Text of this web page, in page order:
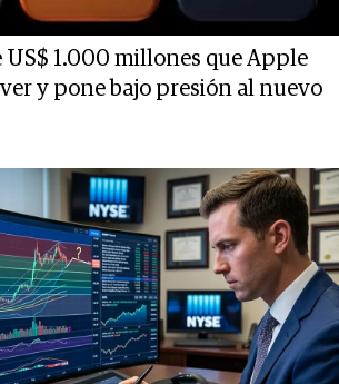
US$ 1.000 millones que Apple
y pone bajo presión al nuevo